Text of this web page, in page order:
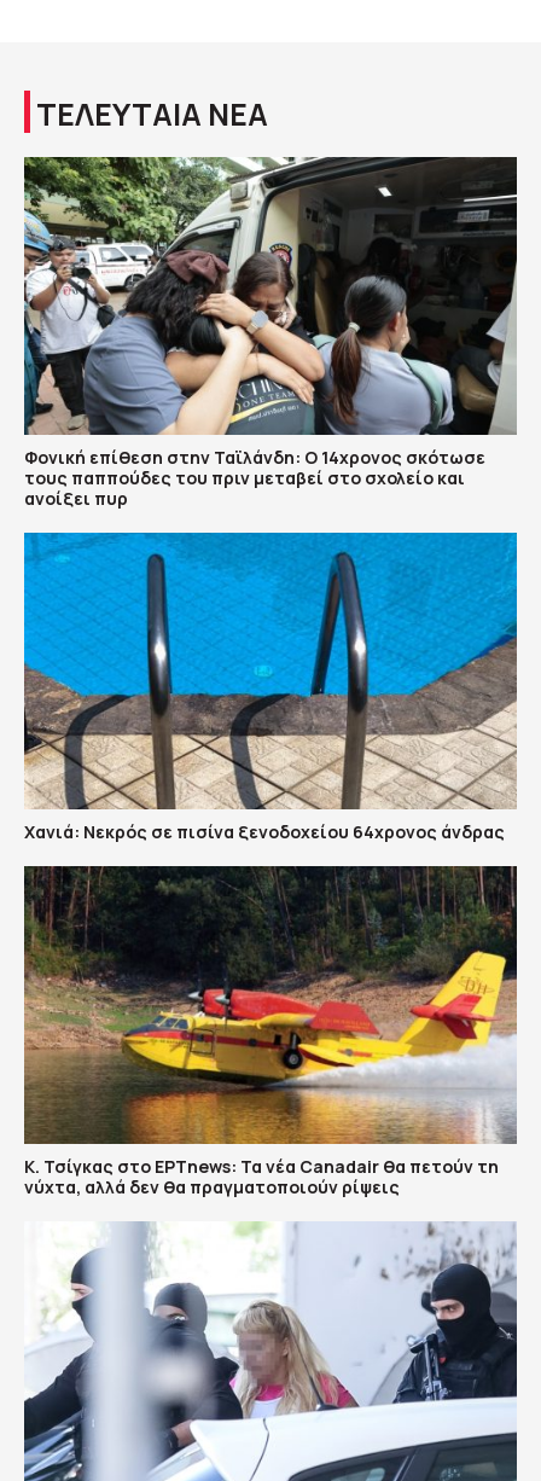
ΤΕΛΕΥΤΑΙΑ ΝΕΑ
Φονική επίθεση στην Ταϊλάνδη: Ο 14χρονος σκότωσε
τους παππούδες του πριν μεταβεί στο σχολείο και
ανοίξει πυρ
Χανιά: Νεκρός σε πισίνα ξενοδοχείου 64χρονος άνδρας
Κ. Τσίγκας στο ΕΡΤnews: Τα νέα Canadair θα πετούν τη
νύχτα, αλλά δεν θα πραγματοποιούν ρίψεις